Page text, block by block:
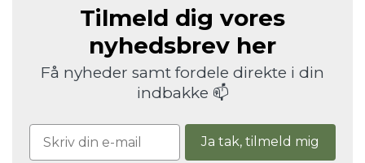
Tilmeld dig vores
nyhedsbrev her
Få nyheder samt fordele direkte i din
indbakke 📫
Ja tak, tilmeld mig